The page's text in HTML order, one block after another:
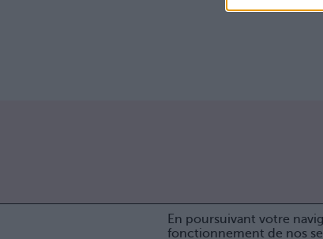
En poursuivant votre
fonctionnement de nos